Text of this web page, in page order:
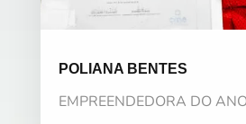
POLIANA BENTES
EMPREENDEDORA DO